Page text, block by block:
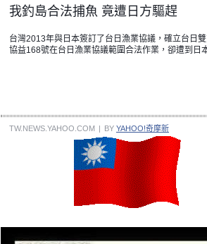
我釣島合法捕魚 竟遭日方驅趕
台灣2013年與日本簽訂了台日漁業協議，確立台日
協益168號在台日漁業協議範圍合法作業，卻遭到日
TW.NEWS.YAHOO.COM | BY YAHOO!奇摩新